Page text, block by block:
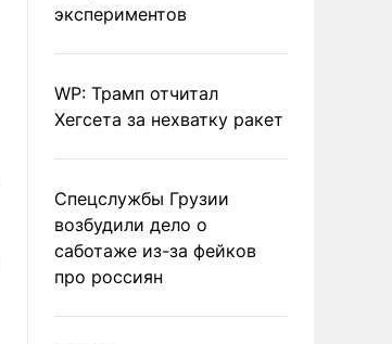
экспериментов
WP: Трамп отчитал
Хегсета за нехватку ракет
Спецслужбы Грузии
возбудили дело о
саботаже из-за фейков
про россиян